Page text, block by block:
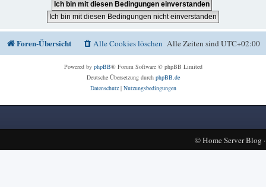
Foren-Übersicht Alle Zeiten sindUTC+02:00
Alle Cookies löschen
Powered by phpBB® Forum Software © phpBB Limited
Deutsche Übersetzung durch phpBB.de
Datenschutz| Nutzungsbedingungen
©Home Server Blog